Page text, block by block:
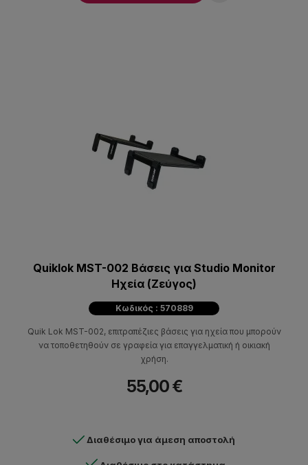
Quiklok MST-002 Βάσεις για Studio Monitor
Ηχεία (Ζεύγος)
Κωδικός : 570889
Quik Lok MST-002, επιτραπέζιες βάσεις για ηχεία που μπορούν
να τοποθετηθούν σε γραφεία για επαγγελματική ή οικιακή
χρήση.
55,00 €
Διαθέσιμο για άμεση αποστολή